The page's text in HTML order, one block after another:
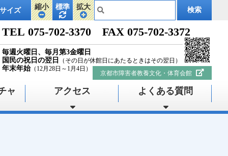
イズ 縮小 標準 拡大
TEL 075-702-3370 FAX 075-702-3372
毎週火曜日、毎月第3金曜日
国民の祝日の翌日
（その日が休館日にあたるときはその翌日）
年末年始（12月28日～1月4日）
京都市障害者教養文化・体育会館
ャ アクセス よくある質問